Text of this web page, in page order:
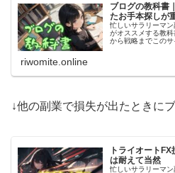
ブログの教科書
たお手本探しが
忙しいサラリーマ
がオススメする教
から戦略までこのサ
riwomite.online
↓他の副業で損失が出たときに
トライオート
は耐えて当然
忙しいサラリーマ